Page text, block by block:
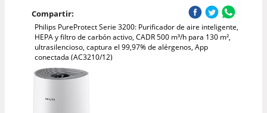
Compartir:
Philips PureProtect Serie 3200: Purificador de aire inteligente,
HEPA y filtro de carbón activo, CADR 500 m³/h para 130 m²,
ultrasilencioso, captura el 99,97% de alérgenos, App
conectada (AC3210/12)